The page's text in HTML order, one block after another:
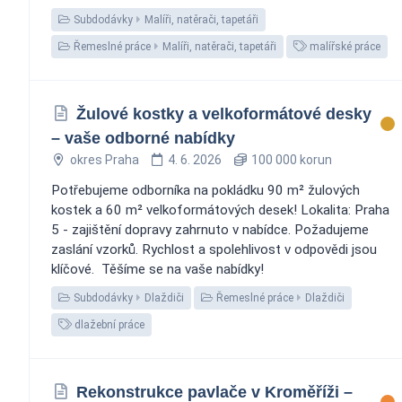
Subdodávky Malíři, natěrači, tapetáři
Řemeslné práce Malíři, natěrači, tapetáři malířské práce
Žulové kostky a velkoformátové desky
– vaše odborné nabídky
okres Praha 4. 6. 2026 100 000 korun
Potřebujeme odborníka na pokládku 90 m² žulových
kostek a 60 m² velkoformátových desek! Lokalita: Praha
5 - zajištění dopravy zahrnuto v nabídce. Požadujeme
zaslání vzorků. Rychlost a spolehlivost v odpovědi jsou
klíčové. ️ Těšíme se na vaše nabídky!
Subdodávky Dlaždiči Řemeslné práce Dlaždiči
dlažební práce
Rekonstrukce pavlače v Kroměříži –